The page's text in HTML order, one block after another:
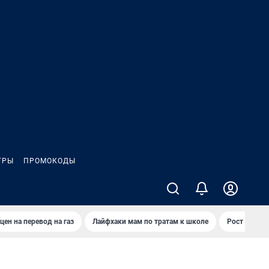
ПРОМОКОДЫ
на перевод на газ Лайфхаки мам по тратам к школе Рост цен на